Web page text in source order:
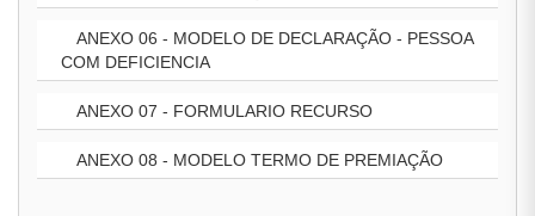
ANEXO 06 - MODELO DE DECLARAÇÃO - PESSOA
COM DEFICIENCIA
ANEXO 07 - FORMULARIO RECURSO
ANEXO 08 - MODELO TERMO DE PREMIAÇÃO